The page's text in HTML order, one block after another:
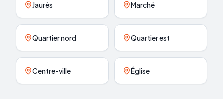
Jaurès Marché
Quartier nord Quartier est
Centre-ville Église